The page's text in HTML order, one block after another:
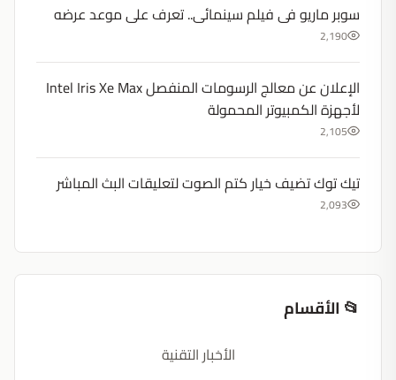
سوبر ماريو فى فيلم سينمائى.. تعرف على موعد عرضه
2,190
الإعلان عن معالج الرسومات المنفصل Intel Iris Xe Max
لأجهزة الكمبيوتر المحمولة
2,105
تيك توك تضيف خيار كتم الصوت لتعليقات البث المباشر
2,093
📂 الأقسام
الأخبار التقنية